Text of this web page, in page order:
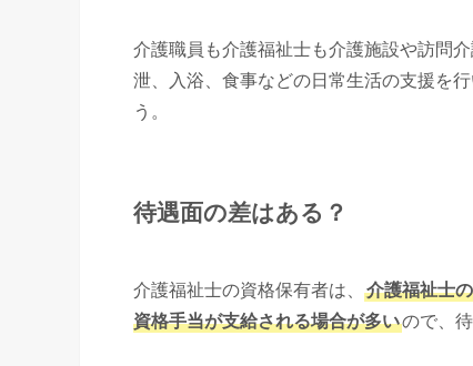
介護職員も介護福祉士も介護施設や訪問
泄、入浴、食事などの日常生活の支援を行
う。
待遇面の差はある？
介護福祉士の資格保有者は、
介護福祉士
資格手当が支給される場合が多いので、